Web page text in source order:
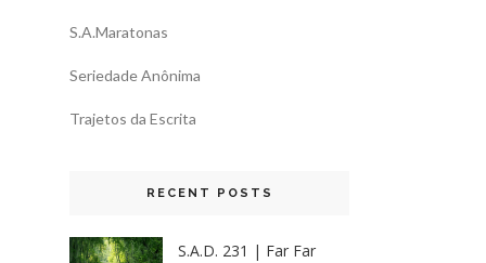
S.A.Maratonas
Seriedade Anônima
Trajetos da Escrita
RECENT POSTS
S.A.D. 231 | Far Far